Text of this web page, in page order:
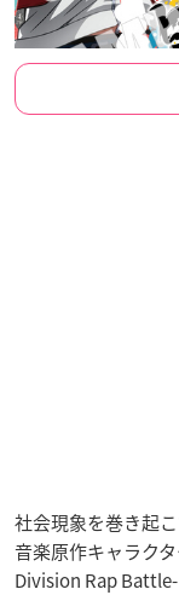
社会現象を巻き起
音楽原作キャラク
Division Rap